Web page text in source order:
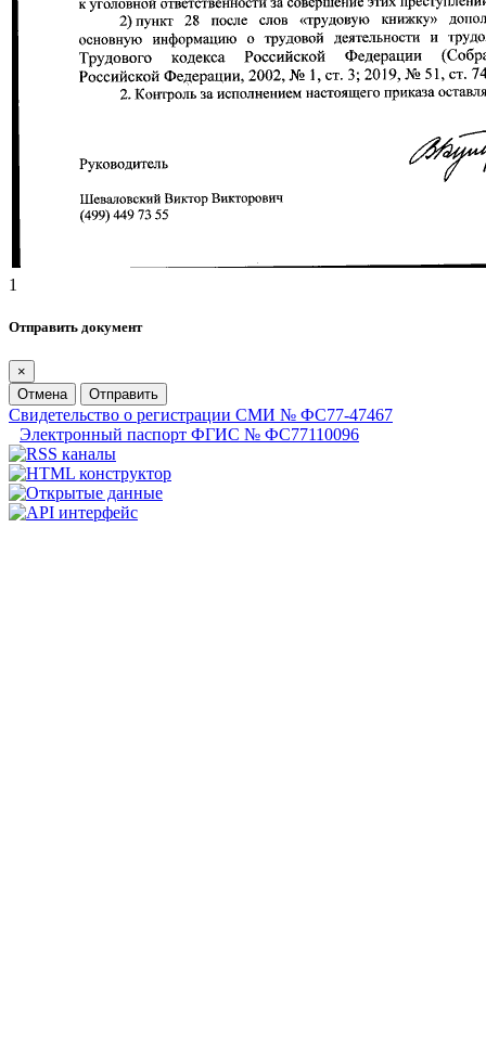
1
Отправить документ
×
Отмена
Отправить
Свидетельство о регистрации СМИ № ФС77-47467
Электронный паспорт ФГИС № ФС77110096